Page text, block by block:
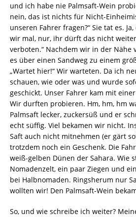
und ich habe nie Palmsaft-Wein
nein, das ist nichts für Nicht-
unseren Fahrer fragen?“ Sie tat es.
wir mal, nur, ihr dürft das nicht
verboten.“ Nachdem wir in der Nähe
es über einen Sandweg zu einem
„Wartet hier!“ Wir warteten. Da ich
schauen, wie oder was und wurde
geschickt. Unser Fahrer kam mit
Wir durften probieren. Hm, hm, hm
Palmsaft lecker, zuckersüß und er
echt süffig. Viel bekamen wir nicht.
Saft auch nicht mitnehmen (er gärt
trotzdem noch ein Geschenk. Die
weiß-gelben Dünen der Sahara. Wie
Nomadenzelt, ein paar Ziegen und
bei Halbnomaden. Ringsherum nur
wollten wir! Den Palmsaft-Wein
So, und wie schreibe ich weiter?